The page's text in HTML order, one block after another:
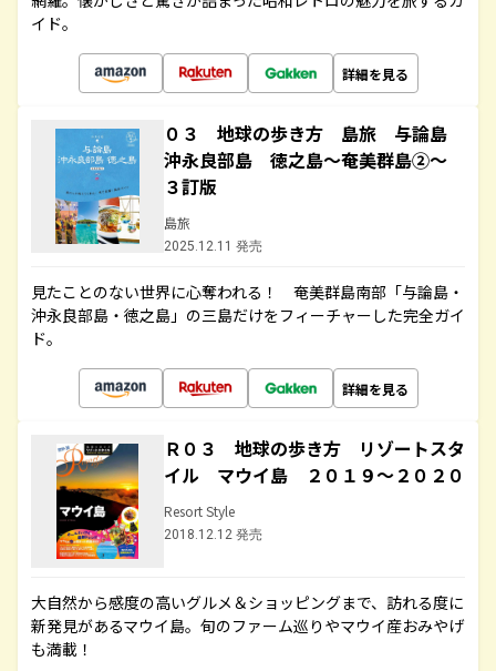
イド。
詳細を見る
０３ 地球の歩き方 島旅 与論島
沖永良部島 徳之島～奄美群島②～
３訂版
島旅
2025.12.11 発売
見たことのない世界に心奪われる！ 奄美群島南部「与論島・
沖永良部島・徳之島」の三島だけをフィーチャーした完全ガイ
ド。
詳細を見る
Ｒ０３ 地球の歩き方 リゾートスタ
イル マウイ島 ２０１９～２０２０
Resort Style
2018.12.12 発売
大自然から感度の高いグルメ＆ショッピングまで、訪れる度に
新発見があるマウイ島。旬のファーム巡りやマウイ産おみやげ
も満載！